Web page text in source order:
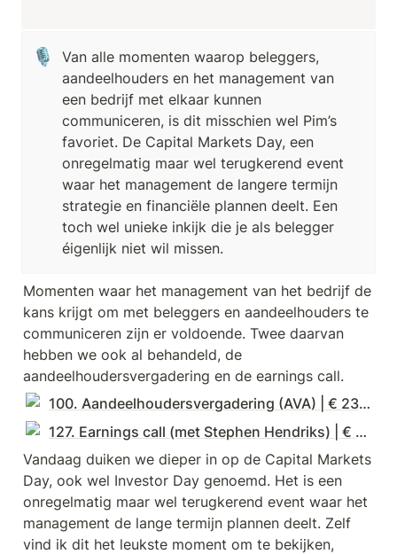
🎙️
Van alle momenten waarop beleggers,
aandeelhouders en het management van
een bedrijf met elkaar kunnen
communiceren, is dit misschien wel Pim’s
favoriet. De Capital Markets Day, een
onregelmatig maar wel terugkerend event
waar het management de langere termijn
strategie en financiële plannen deelt. Een
toch wel unieke inkijk die je als belegger
éigenlijk niet wil missen.
Momenten waar het management van het bedrijf de
kans krijgt om met beleggers en aandeelhouders te
communiceren zijn er voldoende. Twee daarvan
hebben we ook al behandeld, de
aandeelhoudersvergadering en de earnings call.
100. Aandeelhoudersvergadering (AVA) | € 231.300
127. Earnings call (met Stephen Hendriks) | € 245.300
Vandaag duiken we dieper in op de Capital Markets
Day, ook wel Investor Day genoemd. Het is een
onregelmatig maar wel terugkerend event waar het
management de lange termijn plannen deelt. Zelf
vind ik dit het leukste moment om te bekijken,